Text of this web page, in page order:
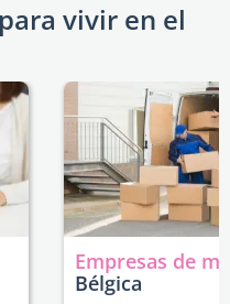
vivir en el
Empresas de
Bélgica